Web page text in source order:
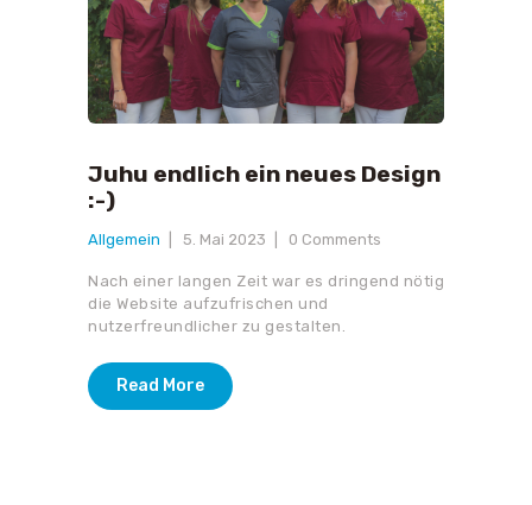
Juhu endlich ein neues Design
:-)
Allgemein 5. Mai 2023 0 Comments
Nach einer langen Zeit war es dringend nötig
die Website aufzufrischen und
nutzerfreundlicher zu gestalten.
Read More